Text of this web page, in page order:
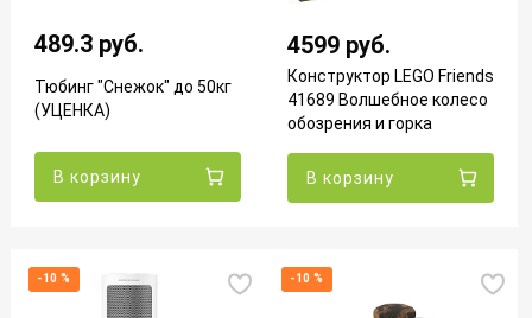
489.3 руб.
Тюбинг "Снежок" до 50кг
(УЦЕНКА)
В корзину
4599 руб.
Конструктор LEGO Friends
41689 Волшебное колесо
обозрения и горка
В корзину
-10 % -10 %